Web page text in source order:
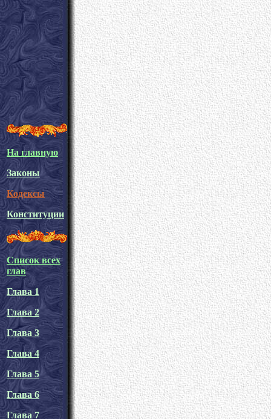
На главную
Законы
Кодексы
Конституции
Список всех
глав
Глава 1
Глава 2
Глава 3
Глава 4
Глава 5
Глава 6
Глава 7